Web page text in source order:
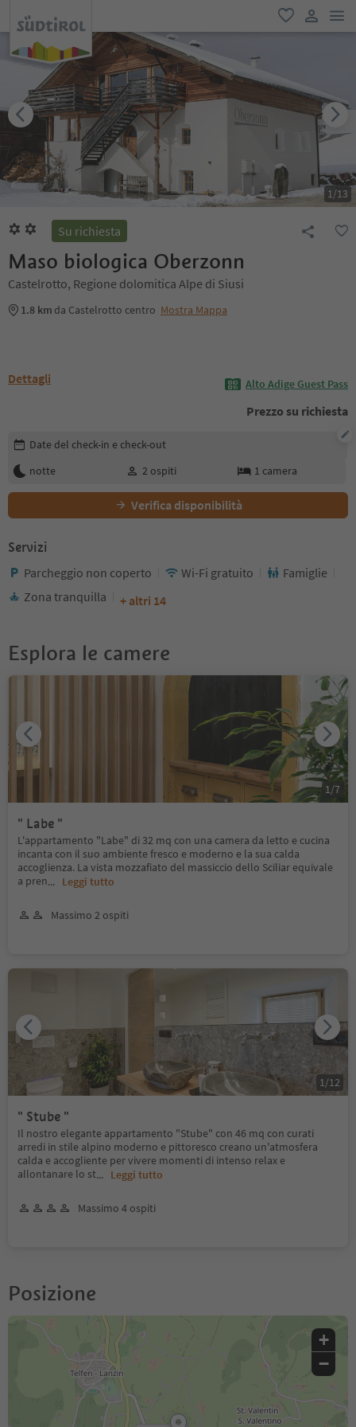
favoriti
user link
1/13
Su richiesta
Maso biologica Oberzonn
Castelrotto, Regione dolomitica Alpe di Siusi
1.8 km da Castelrotto centro Mostra Mappa
Dettagli Alto Adige Guest Pass
Prezzo su richiesta
Modifica i dettagli della prenotazione
Date del check-in e check-out
notte
2 ospiti 1 camera
Verifica disponibilità
Servizi
Parcheggio non coperto Wi-Fi gratuito
Famiglie
Zona tranquilla
+ altri 14
Esplora le camere
" Labe "
L'appartamento "Labe" di 32 mq con una camera da letto e cucina
incanta con il suo ambiente fresco e moderno e la sua calda
accoglienza. La vista mozzafiato del massiccio dello Sciliar equivale
a pren... Leggi tutto
Massimo 2 ospiti
1/7
" Stube "
Il nostro elegante appartamento "Stube" con 46 mq con curati
arredi in stile alpino moderno e pittoresco creano un'atmosfera
calda e accogliente per vivere momenti di intenso relax e
allontanare lo st... Leggi tutto
Massimo 4 ospiti
1 /12
Posizione
+
−